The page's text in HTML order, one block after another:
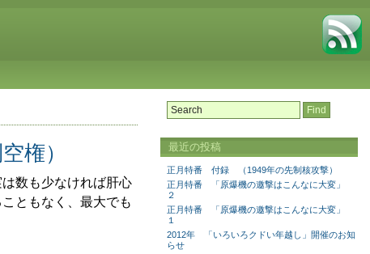
権）
数も少なければ肝心
ともなく、最大でも
最近の投稿
正月特番 付録 （1949年の先制核攻撃）
正月特番 「原爆機の邀撃はこんなに大変」
２
正月特番 「原爆機の邀撃はこんなに大変」
１
2012年 「いろいろクドい年越し」開催のお知
らせ